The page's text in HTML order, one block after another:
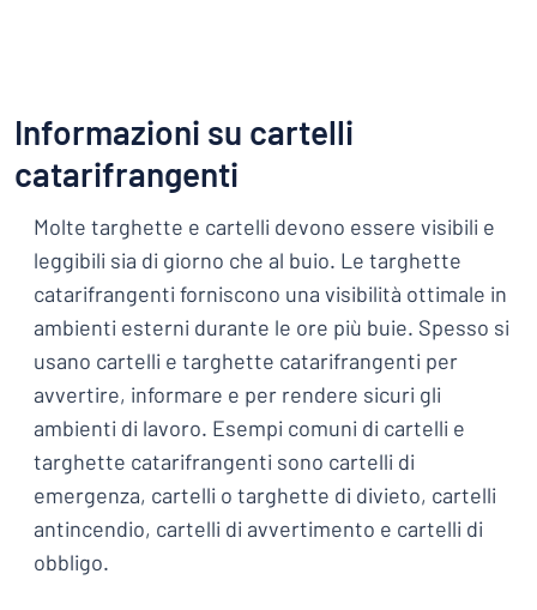
Informazioni su cartelli
catarifrangenti
Molte targhette e cartelli devono essere visibili e
leggibili sia di giorno che al buio. Le targhette
catarifrangenti forniscono una visibilità ottimale in
ambienti esterni durante le ore più buie. Spesso si
usano cartelli e targhette catarifrangenti per
avvertire, informare e per rendere sicuri gli
ambienti di lavoro. Esempi comuni di cartelli e
targhette catarifrangenti sono cartelli di
emergenza, cartelli o targhette di divieto, cartelli
antincendio, cartelli di avvertimento e cartelli di
obbligo.